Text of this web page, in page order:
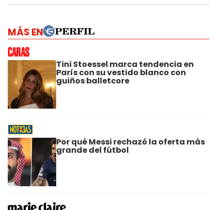
MÁS EN
Tini Stoessel marca tendencia en
París con su vestido blanco con
guiños balletcore
Por qué Messi rechazó la oferta más
grande del fútbol